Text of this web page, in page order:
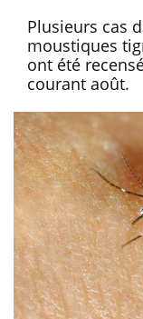
Plusieurs cas
moustiques
ont été
courant août.